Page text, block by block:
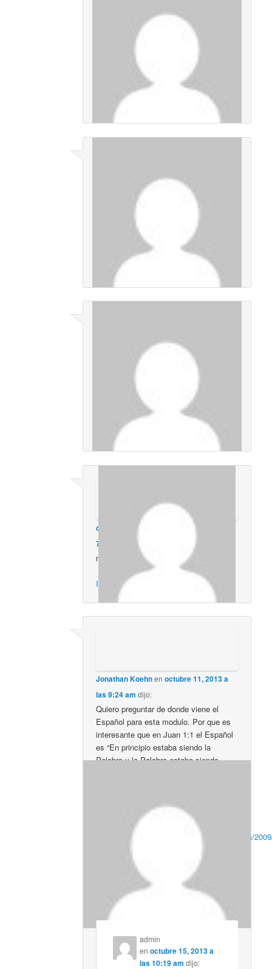
LUIS ACERO
noviembre 16, 2012 a
MUY NECESARIO PARA TODO
ESTUDIANTE
Inicia sesión para responder
LUIS ACERO
noviembre 16, 2012 a
QUIERO TENER EL HONOR DE
CONTAR CON EL TEXTO
Inicia sesión para responder
en marzo 12, 2013 a las 1:37
muy bueno, me servira para mis
Inicia sesión para responder
daniel perez en
agosto 15, 2013 a las
7:32 am
muy bueno exelente
Inicia sesión para responder
Jonathan Koehnenoctubre 11, 2013 a
las 9:24 am dijo:
Quiero preguntar de donde viene el
Español para esta modulo. Por que es
interesante que en Juan 1:1 el Español
es “En principio estaba siendo la
Palabra y la Palabra estaba siendo
la pagina original de este módulo?
http://eswordbibliotecahispana.blogspot.com/
Gracias para su tiempo
Inicia sesión para responder
admin
enoctubre 15, 2013 a
las 10:19 am dijo: